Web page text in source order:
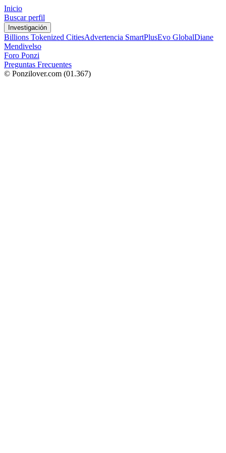
Inicio
Buscar perfil
Investigación
Billions Tokenized CitiesAdvertencia SmartPlusEvo GlobalDiane
Mendivelso
Foro Ponzi
Preguntas Frecuentes
© Ponzilover.com (01.367)